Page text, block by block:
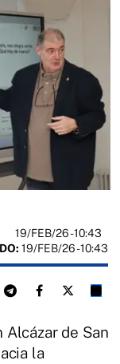
19/FEB/26- 10:43
19/FEB/26 - 10:43
Alcázar de San
la